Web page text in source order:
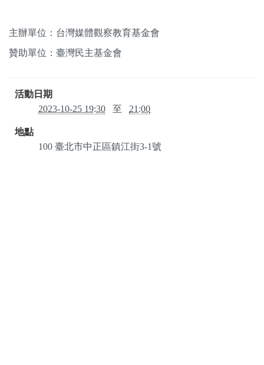
主辦單位：台灣媒體觀察教育基金會
贊助單位：臺灣民主基金會
活動日期
2023-10-25 19:30 至 21:00
地點
100 臺北市中正區鎮江街3-1號